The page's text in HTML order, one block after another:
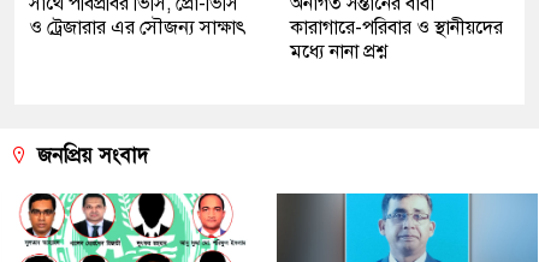
ও ট্রেজারার এর সৌজন্য সাক্ষাৎ
কারাগারে-পরিবার ও স্থানীয়দের
মধ্যে নানা প্রশ্ন
জনপ্রিয় সংবাদ